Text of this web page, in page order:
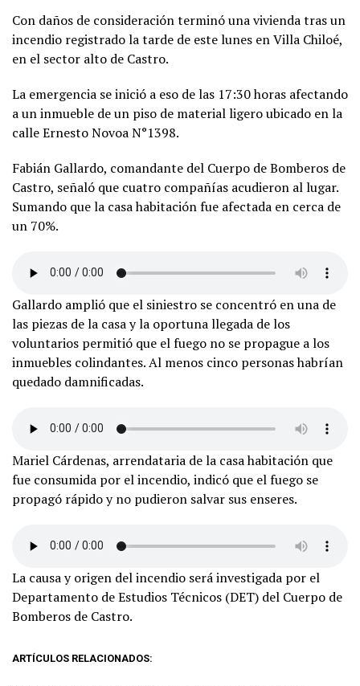
Con daños de consideración terminó una vivienda tras un
incendio registrado la tarde de este lunes en Villa Chiloé,
en el sector alto de Castro.
La emergencia se inició a eso de las 17:30 horas afectando
a un inmueble de un piso de material ligero ubicado en la
calle Ernesto Novoa N°1398.
Fabián Gallardo, comandante del Cuerpo de Bomberos de
Castro, señaló que cuatro compañías acudieron al lugar.
Sumando que la casa habitación fue afectada en cerca de
un 70%.
Gallardo amplió que el siniestro se concentró en una de
las piezas de la casa y la oportuna llegada de los
voluntarios permitió que el fuego no se propague a los
inmuebles colindantes. Al menos cinco personas habrían
quedado damnificadas.
Mariel Cárdenas, arrendataria de la casa habitación que
fue consumida por el incendio, indicó que el fuego se
propagó rápido y no pudieron salvar sus enseres.
La causa y origen del incendio será investigada por el
Departamento de Estudios Técnicos (DET) del Cuerpo de
Bomberos de Castro.
ARTÍCULOS RELACIONADOS: